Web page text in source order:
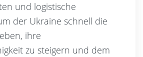
und logistische
der Ukraine schnell die
ihre
zu steigern und dem